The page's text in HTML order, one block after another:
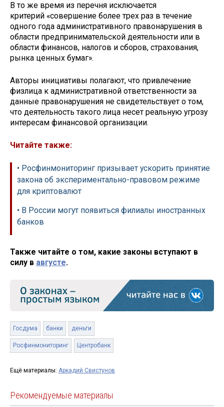
В то же время из перечня исключается
критерий «совершение более трех раз в течение
одного года административного правонарушения в
области предпринимательской деятельности или в
области финансов, налогов и сборов, страхования,
рынка ценных бумаг».
Авторы инициативы полагают, что привлечение
физлица к административной ответственности за
данные правонарушения не свидетельствует о том,
что деятельность такого лица несет реальную угрозу
интересам финансовой организации.
Читайте также:
• Росфинмониторинг призывает ускорить принятие
закона об экспериментально-правовом режиме
для криптовалют
• В России могут появиться филиалы иностранных
банков
Также читайте о том, какие законы вступают в
силу в августе.
Госдума банки деньги
Росфинмониторинг Центробанк
Ещё материалы: Аркадий Свистунов
Рекомендуемые материалы